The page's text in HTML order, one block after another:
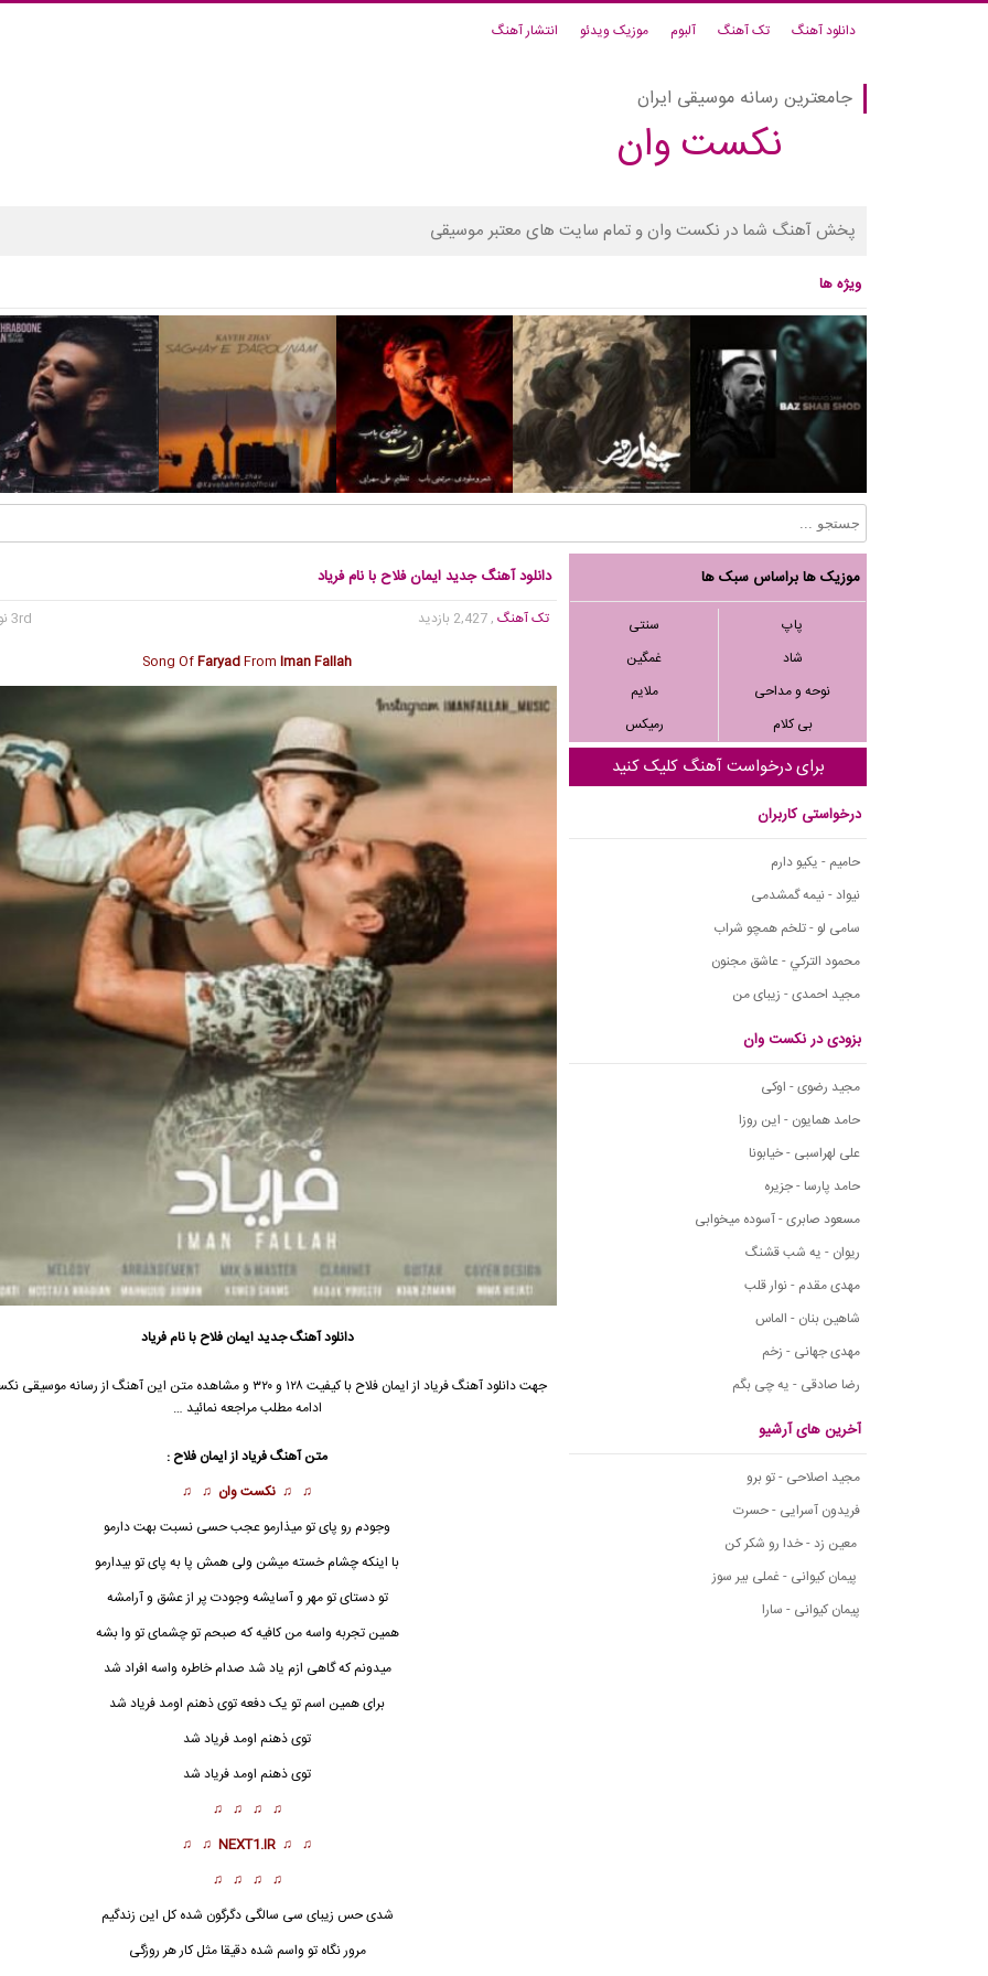
دانلود آهنگ تک آهنگ آلبوم موزیک ویدئو انتشار آهنگ
جامعترین رسانه موسیقی ایران
نکست وان
پخش آهنگ شما در نکست وان و تمام سایت های معتبر موسیقی
ویژه ها
موزیک ها براساس سبک ها
پاپ
سنتی
شاد
غمگین
نوحه و مداحی
ملایم
بی کلام
رمیکس
برای درخواست آهنگ کلیک کنید
درخواستی کاربران
حامیم - یکیو دارم
نیواد - نیمه گمشدمی
سامی لو - تلخم همچو شراب
محمود التركي - عاشق مجنون
مجید احمدی - زیبای من
بزودی در نکست وان
مجید رضوی - اوکی
حامد همایون - این روزا
علی لهراسبی - خیابونا
حامد پارسا - جزیره
مسعود صابری - آسوده میخوابی
ریوان - یه شب قشنگ
مهدی مقدم - نوار قلب
شاهین بنان - الماس
مهدی جهانی - زخم
رضا صادقی - یه چی بگم
آخرین های آرشیو
مجید اصلاحی - تو برو
فریدون آسرایی - حسرت
معین زد - خدا رو شکر کن
پیمان کیوانی - غملی بیر سوز
پیمان کیوانی - سارا
دانلود آهنگ جدید ایمان فلاح با نام فریاد
تک آهنگ, 2,427 بازدید
3rd نوامبر 2019
Song OfFaryadFromIman Fallah
دانلود آهنگ جدیدایمان فلاح با نام فریاد
جهت دانلود آهنگ فریاد از ایمان فلاح با کیفیت ۱۲۸ و ۳۲۰ و مشاهده متن این آهنگ از
ادامه مطلب مراجعه نمائید …
متن آهنگ فریاد از ایمان فلاح :
♫ ♫ نکست وان ♫ ♫
وجودم رو پای تو میذارمو عجب حسی نسبت بهت دارمو
با اینکه چشام خسته میشن ولی همش پا به پای تو بیدارمو
تو دستای تو مهر و آسایشه وجودت پر از عشق و آرامشه
همین تجربه واسه من کافیه که صبحم تو چشمای تو وا بشه
میدونم که گاهی ازم یاد شد صدام خاطره واسه افراد شد
برای همین اسم تو یک دفعه توی ذهنم اومد فریادشد
توی ذهنم اومد فریاد شد
توی ذهنم اومد فریاد شد
♫ ♫ ♫ ♫
♫ ♫
NEXT1.IR
♫ ♫
♫ ♫ ♫ ♫
شدی حس زیبای سی سالگی دگرگون شده کل این زندگیم
مرور نگاه تو واسم شده دقیقا مثل کار هر روزگی